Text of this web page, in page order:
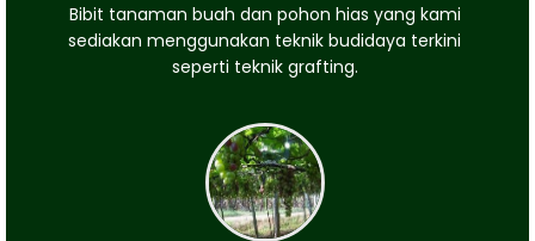
Bibit tanaman buah dan pohon hias yang kami
sediakan menggunakan teknik budidaya terkini
seperti teknik grafting.